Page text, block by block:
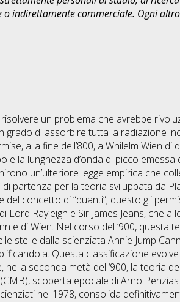
o indirettamente commerciale. Ogni
risolvere un problema che avrebbe
grado di assorbire tutta la radiazione
alla fine dell’800, a Whilelm Wien di
e la lunghezza d’onda di picco emessa
un’ulteriore legge empirica che
partenza per la teoria sviluppata da
del concetto di “quanti”; questo gli
Rayleigh e Sir James Jeans, che a
e di Wien. Nel corso del ‘900, questa
stelle dalla scienziata Annie Jump
Questa classificazione
seconda metà del ‘900, la teoria
scoperta epocale di Arno
nel 1978, consolida